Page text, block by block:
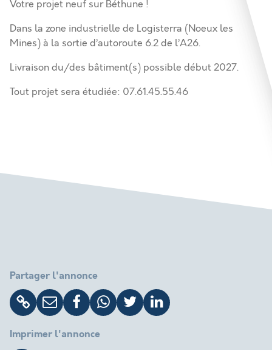
Votre projet neuf sur Béthune !
Dans la zone industrielle de Logisterra (Noeux les
Mines) à la sortie d’autoroute 6.2 de l’A26.
Livraison du/des bâtiment(s) possible début 2027.
Tout projet sera étudiée: 07.61.45.55.46
Partager l'annonce
Imprimer l'annonce